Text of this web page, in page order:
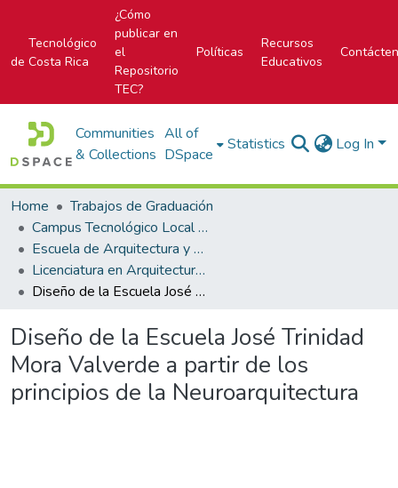
Tecnológico
de Costa Rica
¿Cómo
publicar en
el
Repositorio
TEC?
Políticas
Recursos
Educativos
Communities
& Collections
All of
DSpace
Statistics Log In
Home
Trabajos de Graduación
Campus Tecnológico Local San José
Escuela de Arquitectura y Urbanismo
Licenciatura en Arquitectura y Urbanismo
Diseño de la Escuela José Trinidad Mora Valverde a partir de los principios de la Neuroarquitectura
Diseño de la Escuela José Trinidad
Mora Valverde a partir de los
principios de la Neuroarquitectura